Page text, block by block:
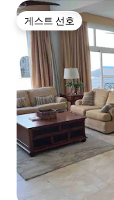
게스트 선호
게스트 선호